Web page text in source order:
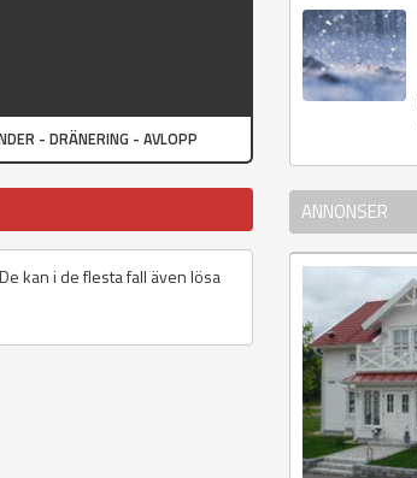
- DRÄNERING - AVLOPP
kan i de flesta fall även lösa
ANNONSER